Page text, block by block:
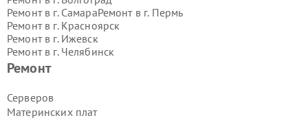
Ремонт
Серверов
Материнских плат
Ремонт в г. СамараРемонт в г. Пермь
Ремонт в г. Красноярск
Ремонт в г. Ижевск
Ремонт в г. Челябинск
Ремонт в г.
Ремонт в г.
Ремонт в г.
Ремонт в г.Барнаул